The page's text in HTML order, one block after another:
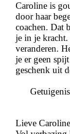
Caroline is
door haar
coachen. Dat
je in je
veranderen.
je er geen
geschenk uit
Lieve